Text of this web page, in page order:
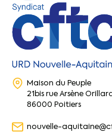
Maison du Peuple
21bis rue Arsène
86000 Poitiers
nouvelle-